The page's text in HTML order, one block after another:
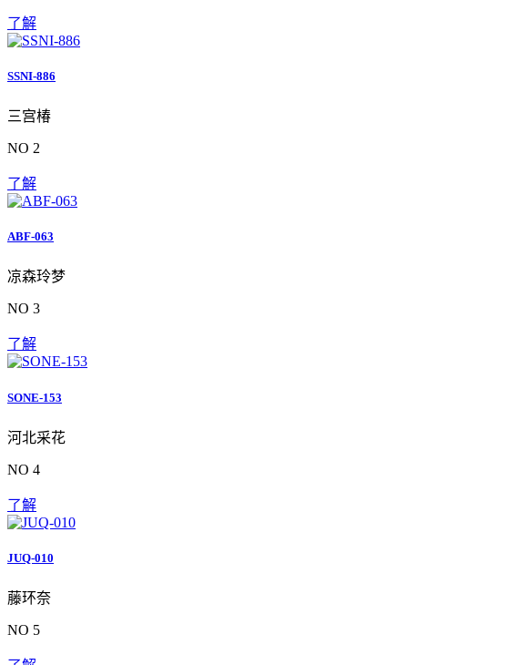
了解
SSNI-886
三宫椿
NO 2
了解
ABF-063
凉森玲梦
NO 3
了解
SONE-153
河北采花
NO 4
了解
JUQ-010
藤环奈
NO 5